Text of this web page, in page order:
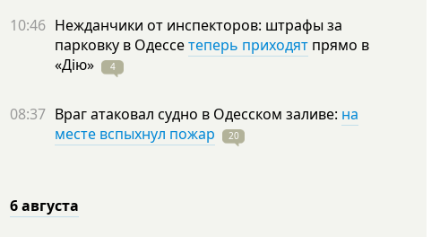
10:46 Нежданчики от инспекторов: штрафы за
парковку в Одессетеперь приходят прямо в
«Дію»
4
08:37 Враг атаковал судно в Одесском заливе: на
месте вспыхнул пожар
20
6 августа